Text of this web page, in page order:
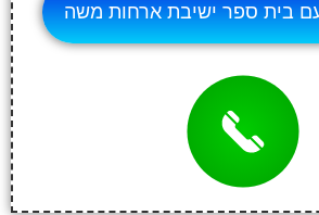
בית ספר ישיבת ארחות משה